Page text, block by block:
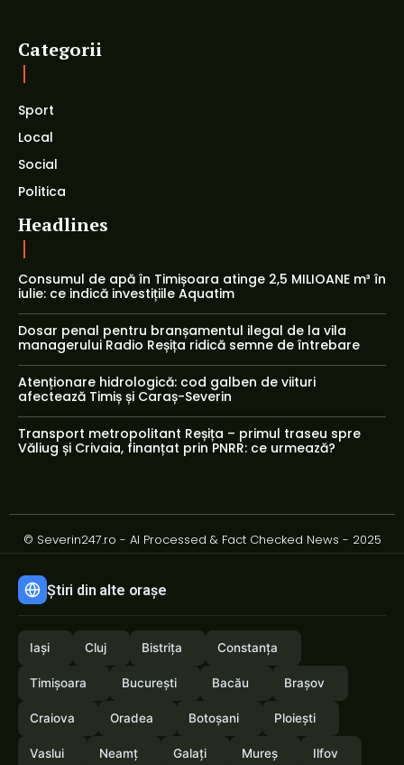
Categorii
Sport
Local
Social
Politica
Headlines
Consumul de apă în Timișoara atinge 2,5 MILIOANE m³ în
iulie: ce indică investițiile Aquatim
Dosar penal pentru branșamentul ilegal de la vila
managerului Radio Reșița ridică semne de întrebare
Atenționare hidrologică: cod galben de viituri
afectează Timiș și Caraș-Severin
Transport metropolitant Reșița – primul traseu spre
Văliug și Crivaia, finanțat prin PNRR: ce urmează?
© Severin247.ro - AI Processed & Fact Checked News - 2025
Știri din alte orașe
Iași Cluj Bistrița Constanța
Timișoara București Bacău Brașov
Craiova Oradea Botoșani Ploiești
Vaslui Neamț Galați Mureș Ilfov